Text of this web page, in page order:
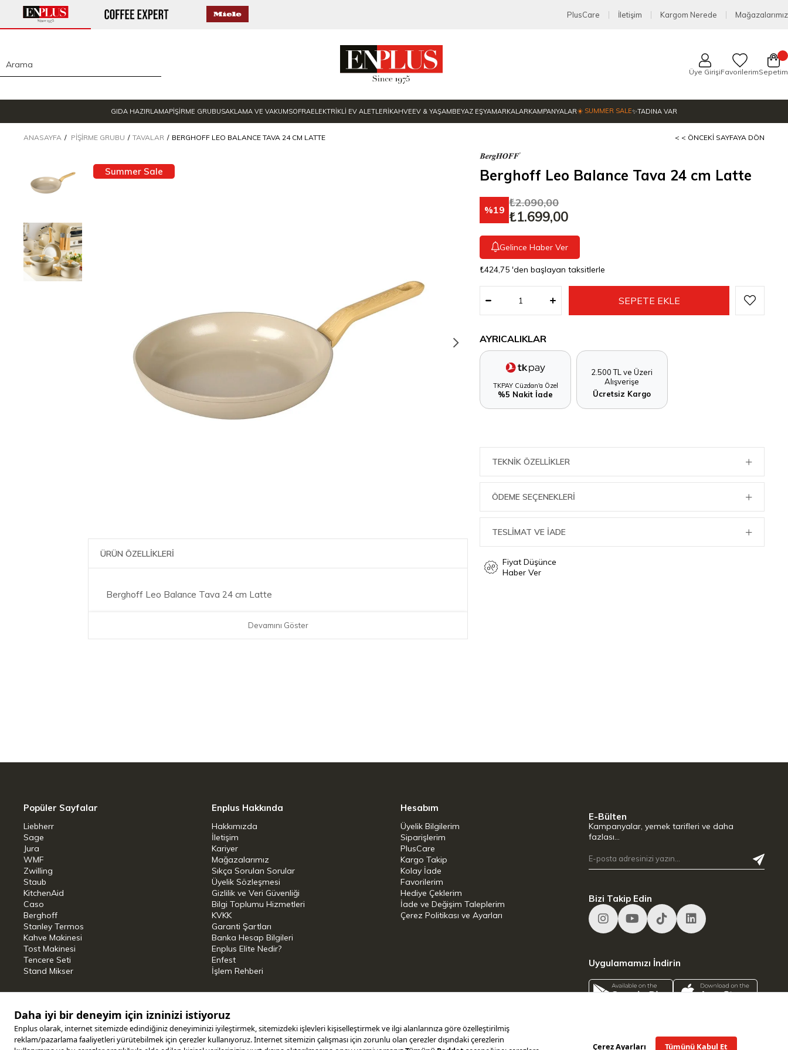
PlusCare İletişim Kargom Nerede Mağazalarımız
Üye GirişiFavorilerimSepetim
GIDA HAZIRLAMAPİŞİRME GRUBUSAKLAMA VE VAKUMSOFRAELEKTRİKLİ EV ALETLERİKAHVEEV & YAŞAMBEYAZ EŞYAMARKALARKAMPANYALAR☀️ SUMMER SALE✨TADINA VAR
ANASAYFA PIŞIRME GRUBU TAVALAR BERGHOFF LEO BALANCE TAVA 24 CM LATTE < < ÖNCEKI SAYFAYA DÖN
Summer Sale
ÜRÜN ÖZELLİKLERİ
Berghoff Leo Balance Tava 24 cm Latte
Devamını Göster
Berghoff Leo Balance Tava 24 cm Latte
19
₺2.090,00
₺1.699,00
Gelince Haber Ver
₺424,75 'den başlayan taksitlerle
AYRICALIKLAR
TKPAY Cüzdan'a Özel
%5 Nakit İade
2.500 TL ve Üzeri
Alışverişe
Ücretsiz Kargo
TEKNIK ÖZELLIKLER
ÖDEME SEÇENEKLERI
TESLİMAT VE İADE
Fiyat Düşünce
Haber Ver
Popüler Sayfalar
Liebherr
Sage
Jura
WMF
Zwilling
Staub
KitchenAid
Caso
Berghoff
Stanley Termos
Kahve Makinesi
Tost Makinesi
Tencere Seti
Stand Mikser
Enplus Hakkında
Hakkımızda
İletişim
Kariyer
Mağazalarımız
Sıkça Sorulan Sorular
Üyelik Sözleşmesi
Gizlilik ve Veri Güvenliği
Bilgi Toplumu Hizmetleri
KVKK
Garanti Şartları
Banka Hesap Bilgileri
Enplus Elite Nedir?
Enfest
İşlem Rehberi
Hesabım
Üyelik Bilgilerim
Siparişlerim
PlusCare
Kargo Takip
Kolay İade
Favorilerim
Hediye Çeklerim
İade ve Değişim Taleplerim
Çerez Politikası ve Ayarları
E-Bülten
Kampanyalar, yemek tarifleri ve daha
fazlası…
Bizi Takip Edin
Uygulamamızı İndirin